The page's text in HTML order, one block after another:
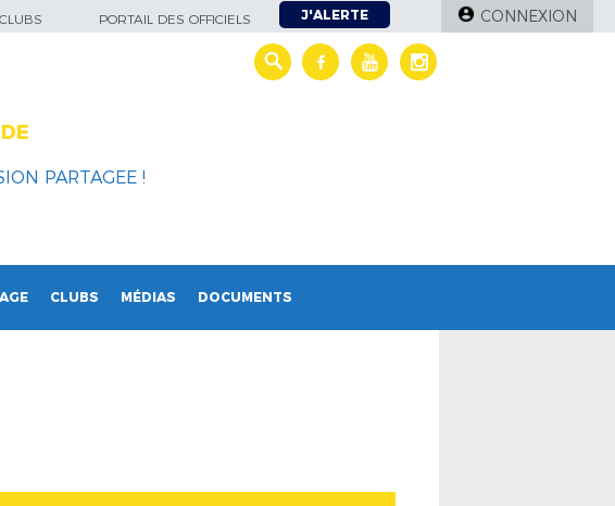
PORTAIL DES OFFICIELS J'ALERTE CONNEXION
PARTAGEE !
CLUBS MÉDIAS DOCUMENTS